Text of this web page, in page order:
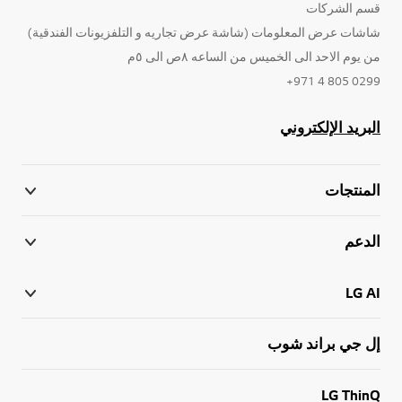
قسم الشركات
شاشات عرض المعلومات (شاشة عرض تجاريه و التلفزيونات الفندقية)
من يوم الاحد الى الخميس من الساعه ٨ص الى ٥م
0299 805 4 971+
البريد الإلكتروني
المنتجات
الدعم
LG AI
إل جي براند شوب
LG ThinQ